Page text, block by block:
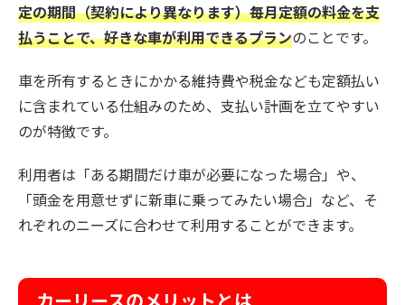
定の期間（契約により異なります）毎月定額の料金を支
払うことで、好きな車が利用できるプランのことです。
車を所有するときにかかる維持費や税金なども定額払い
に含まれている仕組みのため、支払い計画を立てやすい
のが特徴です。
利用者は「ある期間だけ車が必要になった場合」や、
「頭金を用意せずに新車に乗ってみたい場合」など、そ
れぞれのニーズに合わせて利用することができます。